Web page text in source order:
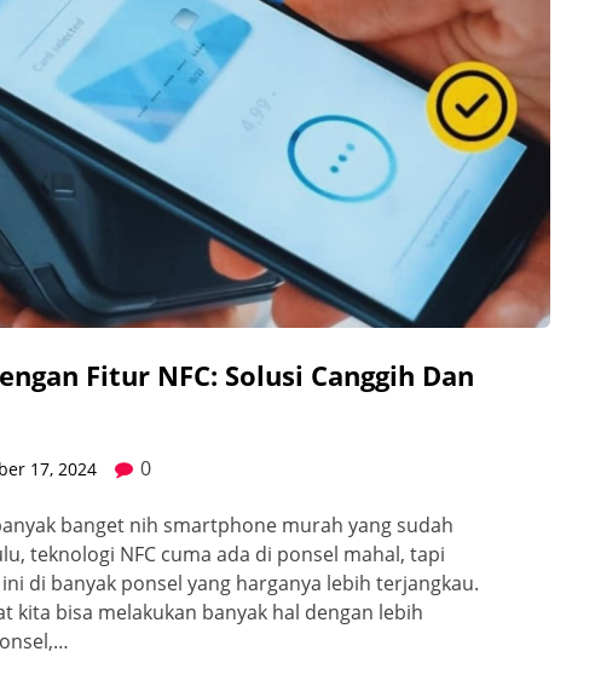
Fitur NFC: Solusi Canggih Dan
17, 2024 0
banget nih smartphone murah yang sudah
teknologi NFC cuma ada di ponsel mahal, tapi
di banyak ponsel yang harganya lebih terjangkau.
kita bisa melakukan banyak hal dengan lebih